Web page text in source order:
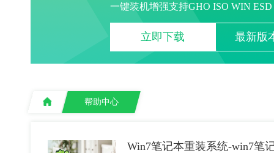
一键装机增强支持GHO ISO WIN
立即下载 最新版
帮助中心
Win7笔记本重装系统-win7笔